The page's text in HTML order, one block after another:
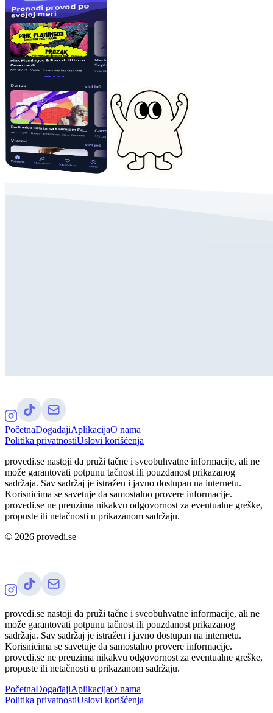
PočetnaDogađajiAplikacijaO nama
Politika privatnostiUslovi korišćenja
provedi.se nastoji da pruži tačne i sveobuhvatne informacije, ali ne
može garantovati potpunu tačnost ili pouzdanost prikazanog
sadržaja. Sav sadržaj je istražen i javno dostupan na internetu.
Korisnicima se savetuje da samostalno provere informacije.
provedi.se ne preuzima nikakvu odgovornost za eventualne greške,
propuste ili netačnosti u prikazanom sadržaju.
© 2026 provedi.se
provedi.se nastoji da pruži tačne i sveobuhvatne informacije, ali ne
može garantovati potpunu tačnost ili pouzdanost prikazanog
sadržaja. Sav sadržaj je istražen i javno dostupan na internetu.
Korisnicima se savetuje da samostalno provere informacije.
provedi.se ne preuzima nikakvu odgovornost za eventualne greške,
propuste ili netačnosti u prikazanom sadržaju.
PočetnaDogađajiAplikacijaO nama
Politika privatnostiUslovi korišćenja